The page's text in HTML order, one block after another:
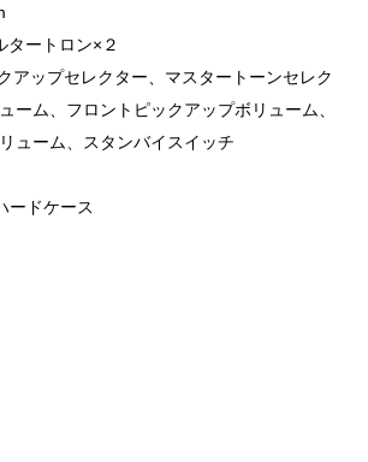
タートロン×２
アップセレクター、マスタートーンセレク
ーム、フロントピックアップボリューム、
ューム、スタンバイスイッチ
ードケース